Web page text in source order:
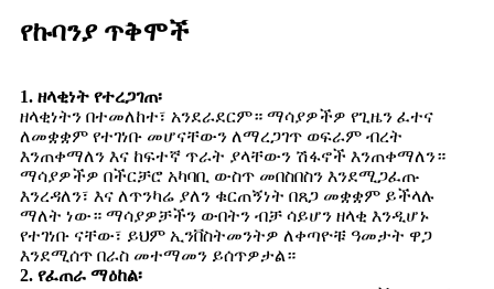
የኩባንያ ጥቅሞች
1. ዘላቂነት የተረጋገጠ፡
ዘላቂነትን በተመለከተ፣ አንደራደርም። ማሳያዎችዎ የጊዜን ፈተና
ለመቋቋም የተገነቡ መሆናቸውን ለማረጋገጥ ወፍራም ብረት
እንጠቀማለን እና ከፍተኛ ጥራት ያላቸውን ሽፋኖች እንጠቀማለን።
ማሳያዎችዎ በችርቻሮ አካባቢ ውስጥ መበስበስን እንደሚጋፈጡ
እንረዳለን፣ እና ለጥንካሬ ያለን ቁርጠኝነት በጸጋ መቋቋም ይችላሉ
ማለት ነው። ማሳያዎቻችን ውበትን ብቻ ሳይሆን ዘላቂ እንዲሆኑ
የተገነቡ ናቸው፣ ይህም ኢንቨስትመንትዎ ለቀጣዮቹ ዓመታት ዋጋ
እንደሚሰጥ በራስ መተማመን ይሰጥዎታል።
2. የፈጠራ ማዕከል፡